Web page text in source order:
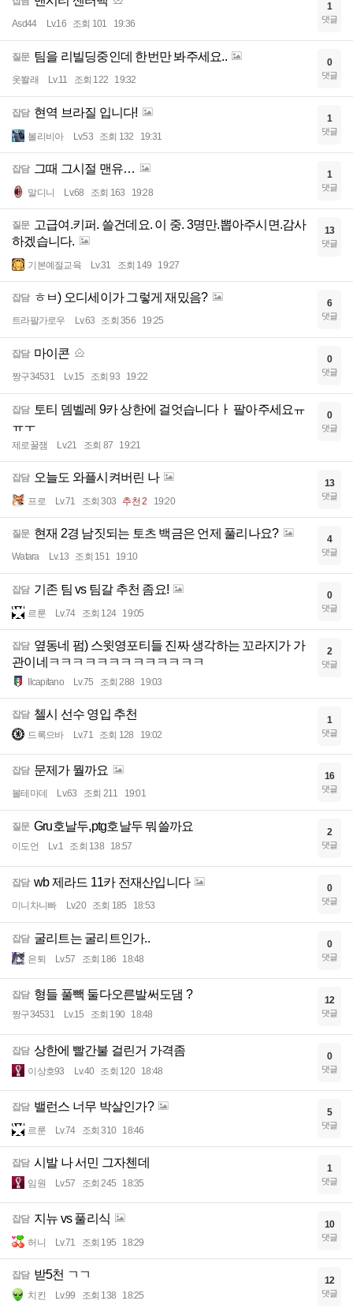
Asd44 Lv.16 조회 101 19:36
1
댓글
질문 팀을 리빌딩중인데 한번만 봐주세요..
옷쫠래 Lv.11 조회 122 19:32
0
댓글
잡담 현역 브라질 입니다!
볼리비아 Lv.53 조회 132 19:31
1
댓글
잡담 그때 그시절 맨유…
말디니 Lv.68 조회 163 19:28
1
댓글
질문 고급여.키퍼. 쓸건데요. 이 중. 3명만.뽑아주시면.감사
하겠습니다.
기본예절교육 Lv.31 조회 149 19:27
13
댓글
잡담 ㅎㅂ) 오디세이가 그렇게 재밌음?
트라팔가로우 Lv.63 조회 356 19:25
6
댓글
잡담 마이콘
짱구34531 Lv.15 조회 93 19:22
0
댓글
잡담
토티 뎀벨레 9카 상한에 걸엇습니다ㅏ 팔아주세요ㅠ
ㅠㅜ
제로꿀잼 Lv.21 조회 87 19:21
0
댓글
잡담 오늘도 와플시켜버린 나
프로 Lv.71 조회 303 추천 2 19:20
13
댓글
질문 현재 2경 남짓되는 토츠 백금은 언제 풀리나요?
Watara Lv.13 조회 151 19:10
4
댓글
잡담 기존 팀 vs 팀갈 추천 좀요!
르룬 Lv.74 조회 124 19:05
0
댓글
잡담 옆동네 펌) 스윗영포티들 진짜 생각하는 꼬라지가 가
관이네ㅋㅋㅋㅋㅋㅋㅋㅋㅋㅋㅋㅋㅋ
Ilcapitano Lv.75 조회 288 19:03
2
댓글
잡담 첼시 선수 영입 추천
드록으바 Lv.71 조회 128 19:02
1
댓글
잡담 문제가 뭘까요
볼테마데 Lv.63 조회 211 19:01
16
댓글
질문 Gru호날두,ptg호날두 뭐쓸까요
이도언 Lv.1 조회 138 18:57
2
댓글
잡담 wb 제라드 11카 전재산입니다
미니차니빠 Lv.20 조회 185 18:53
0
댓글
잡담 굴리트는 굴리트인가..
은퇴 Lv.57 조회 186 18:48
0
댓글
잡담 형들 풀빽 둘다오른발써도댐 ?
짱구34531 Lv.15 조회 190 18:48
12
댓글
잡담 상한에 빨간불 걸린거 가격좀
이상호93 Lv.40 조회 120 18:48
0
댓글
잡담 밸런스 너무 박살인가?
르룬 Lv.74 조회 310 18:46
5
댓글
잡담 시발 나 서민 그자첸데
임원 Lv.57 조회 245 18:35
1
댓글
잡담 지뉴 vs 풀리식
허니 Lv.71 조회 195 18:29
10
댓글
잡담 받5천 ㄱㄱ
치킨 Lv.99 조회 138 18:25
12
댓글